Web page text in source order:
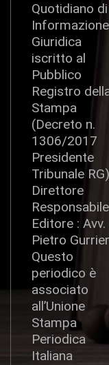
Quotidiano di
Informazione
Giuridica
iscritto al
Pubblico
Registro
Stampa
(Decreto n.
1306/2017
Presidente
Tribunale RG)
Direttore
Editore : Avv.
Pietro
Questo
periodico è
associato
all’Unione
Stampa
Periodica
Italiana